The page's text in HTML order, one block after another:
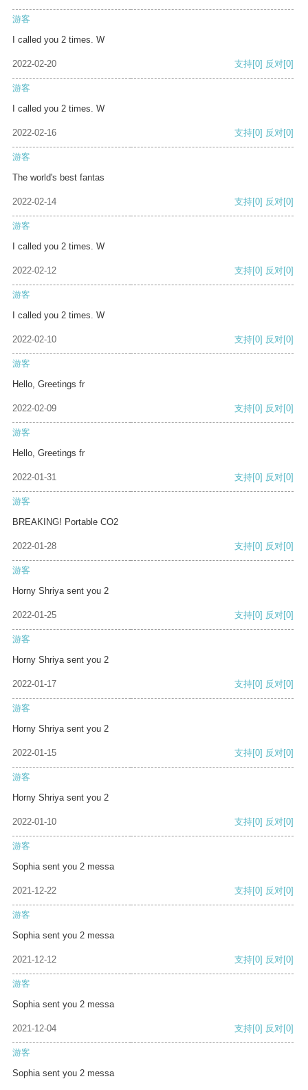
游客
I called you 2 times. W
2022-02-20 支持[0] 反对[0]
游客
I called you 2 times. W
2022-02-16 支持[0] 反对[0]
游客
The world's best fantas
2022-02-14 支持[0] 反对[0]
游客
I called you 2 times. W
2022-02-12 支持[0] 反对[0]
游客
I called you 2 times. W
2022-02-10 支持[0] 反对[0]
游客
Hello, Greetings fr
2022-02-09 支持[0] 反对[0]
游客
Hello, Greetings fr
2022-01-31 支持[0] 反对[0]
游客
BREAKING! Portable CO2
2022-01-28 支持[0] 反对[0]
游客
Horny Shriya sent you 2
2022-01-25 支持[0] 反对[0]
游客
Horny Shriya sent you 2
2022-01-17 支持[0] 反对[0]
游客
Horny Shriya sent you 2
2022-01-15 支持[0] 反对[0]
游客
Horny Shriya sent you 2
2022-01-10 支持[0] 反对[0]
游客
Sophia sent you 2 messa
2021-12-22 支持[0] 反对[0]
游客
Sophia sent you 2 messa
2021-12-12 支持[0] 反对[0]
游客
Sophia sent you 2 messa
2021-12-04 支持[0] 反对[0]
游客
Sophia sent you 2 messa